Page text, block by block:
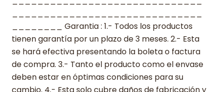
________ Garantia : 1.- Todos los productos
tienen garantía por un plazo de 3 meses. 2.- Esta
se hará efectiva presentando la boleta o factura
de compra. 3.- Tanto el producto como el envase
deben estar en óptimas condiciones para su
cambio. 4.- Esta solo cubre daños de fabricación y